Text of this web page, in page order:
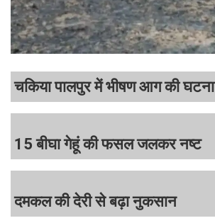
चकिया पालपुर में भीषण आग की घटना
15 बीघा गेहूं की फसल जलकर नष्ट
दमकल की देरी से बढ़ा नुकसान